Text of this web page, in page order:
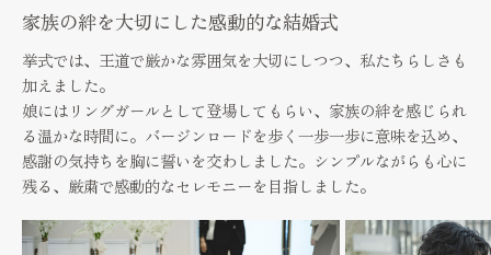
Contact
資料請求
プライバシーポリシー
運営会社
家族の絆を大切にした感動的な結婚式
挙式では、王道で厳かな雰囲気を大切にしつつ、私たちらしさも
加えました。
娘にはリングガールとして登場してもらい、家族の絆を感じられ
る温かな時間に。バージンロードを歩く一歩一歩に意味を込め、
感謝の気持ちを胸に誓いを交わしました。シンプルながらも心に
残る、厳粛で感動的なセレモニーを目指しました。